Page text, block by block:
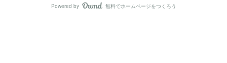
Powered by AmebaOwnd
無料でホームページをつくろう